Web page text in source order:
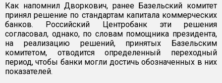
Как напомнил Дворкович, ранее Базельский комитет
принял решение по стандартам капитала коммерческих
банков. Российский Центробанк эти решения
согласовал, однако, по словам помощника президента,
на реализацию решений, принятых Базельским
комитетом, отводится определенный переходный
период, чтобы банки могли достичь обозначенных в них
показателей.